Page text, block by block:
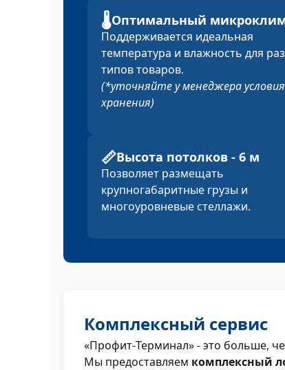
🌡️Оптимальный
Поддерживается идеальная
температура и влажность для
типов товаров.
(*уточняйте у менеджера условия
хранения)
📏Высота потолков - 6 м
Позволяет размещать
крупногабаритные грузы и
многоуровневые стеллажи.
Комплексный сервис
«Профит‑Терминал» - это больше,
Мы предоставляем комплексный